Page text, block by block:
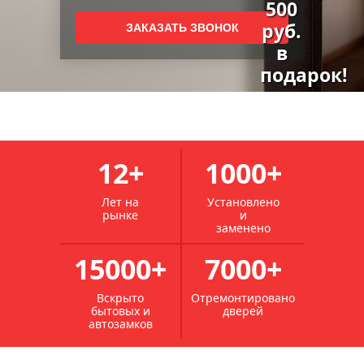
ремонт металлических дверей
ремонт наличника двери
ремонт и монтаж дверей
ремонт внешних дверей
ремонт полотна двери
ремонт дверей в москве
ремонт просевшей двери
реставрация межкомнатных дверей из дерева
реставрация и покраска дверей
реставрация межкомнатных дверей в москве
реставрация дверей межкомнатных из массива
реставрация шпонированных межкомнатных дверей
реставрация филенчатых дверей
12+
Лет на
рынке
1000+
Установлено
и
заменено
15000+
Вскрыто
бытовых и
автозамков
7000+
Отремонтировано
дверей